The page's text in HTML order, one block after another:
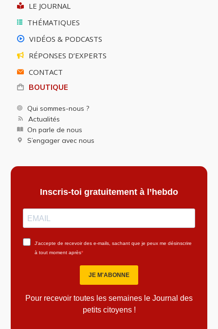
LE JOURNAL
THÉMATIQUES
VIDÉOS & PODCASTS
RÉPONSES D’EXPERTS
CONTACT
BOUTIQUE
Qui sommes-nous ?
Actualités
On parle de nous
S’engager avec nous